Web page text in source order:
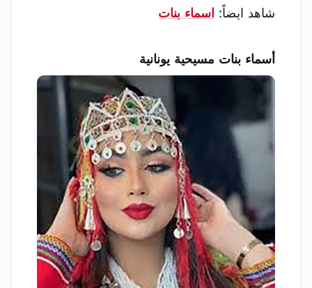
شاهد ايضاً: اسماء بنات
أسماء بنات مسيحية يونانية